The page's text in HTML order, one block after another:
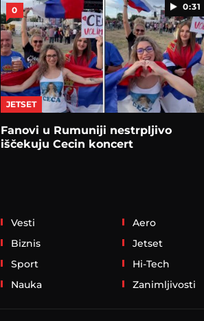
0:31
0
JETSET
Fanovi u Rumuniji nestrpljivo
iščekuju Cecin koncert
Vesti
Biznis
Sport
Nauka
Aero
Jetset
Hi-Tech
Zanimljivosti